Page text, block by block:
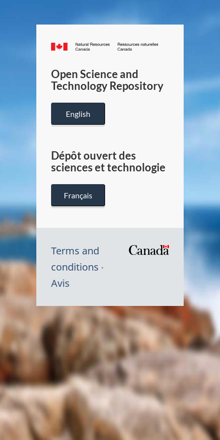
Canada.ca
/
Canada
Open Science and
Technology Repository
English
Dépôt ouvert des
sciences et technologie
Français
Terms and
conditions
Avis
Symbole
du
Canada